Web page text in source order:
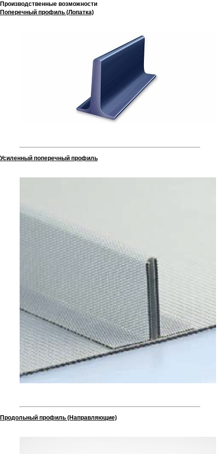
Производственные возможности
Поперечный профиль (Лопатка)
Усиленный поперечный профиль
Продольный профиль (Направляющие)